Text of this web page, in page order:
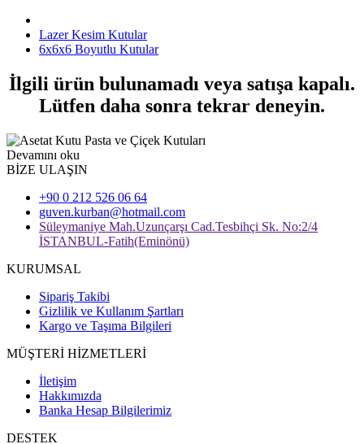
Lazer Kesim Kutular
6x6x6 Boyutlu Kutular
İlgili ürün bulunamadı veya satışa kapalı.
Lütfen daha sonra tekrar deneyin.
Devamını oku
BİZE ULAŞIN
+90 0 212 526 06 64
guven.kurban@hotmail.com
Süleymaniye Mah.Uzunçarşı Cad.Tesbihçi Sk. No:2/4
İSTANBUL-Fatih(Eminönü)
KURUMSAL
Sipariş Takibi
Gizlilik ve Kullanım Şartları
Kargo ve Taşıma Bilgileri
MÜŞTERİ HİZMETLERİ
İletişim
Hakkımızda
Banka Hesap Bilgilerimiz
DESTEK